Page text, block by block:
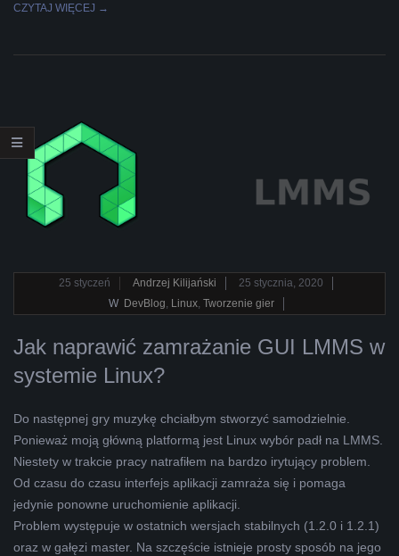
CZYTAJ WIĘCEJ →
25 styczeń Andrzej Kilijański
25 stycznia, 2020
W DevBlog Linux, Tworzenie gier
Jak naprawić zamrażanie GUI LMMS w
systemie Linux?
Do następnej gry muzykę chciałbym stworzyć samodzielnie.
Ponieważ moją główną platformą jest Linux wybór padł na LMMS.
Niestety w trakcie pracy natrafiłem na bardzo irytujący problem.
Od czasu do czasu interfejs aplikacji zamraża się i pomaga
jedynie ponowne uruchomienie aplikacji.
Problem występuje w ostatnich wersjach stabilnych (1.2.0 i 1.2.1)
oraz w gałęzi master. Na szczęście istnieje prosty sposób na jego